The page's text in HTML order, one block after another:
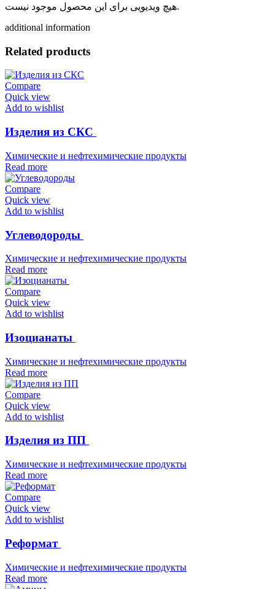
هیچ ویدیویی برای این محصول موجود نیست.
additional information
Related products
Compare
Quick view
Add to wishlist
Изделия из СКС
Химические и нефтехимические продукты
Read more
Compare
Quick view
Add to wishlist
Углеводороды
Химические и нефтехимические продукты
Read more
Compare
Quick view
Add to wishlist
Изоцианаты
Химические и нефтехимические продукты
Read more
Compare
Quick view
Add to wishlist
Изделия из ПП
Химические и нефтехимические продукты
Read more
Compare
Quick view
Add to wishlist
Реформат
Химические и нефтехимические продукты
Read more